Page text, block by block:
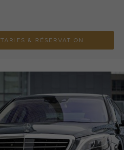
TARIFS & RÉSERVATION